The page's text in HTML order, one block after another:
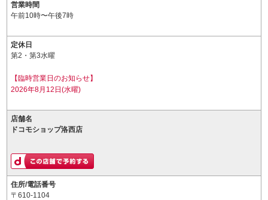
営業時間
午前10時〜午後7時
定休日
第2・第3水曜
【臨時営業日のお知らせ】
2026年8月12日(水曜)
店舗名
ドコモショップ洛西店
住所/電話番号
〒610-1104